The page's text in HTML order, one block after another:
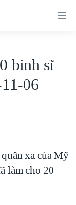
binh sĩ
06
xa của Mỹ
làm cho 20